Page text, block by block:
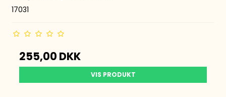
17031
255,00 DKK
VIS PRODUKT